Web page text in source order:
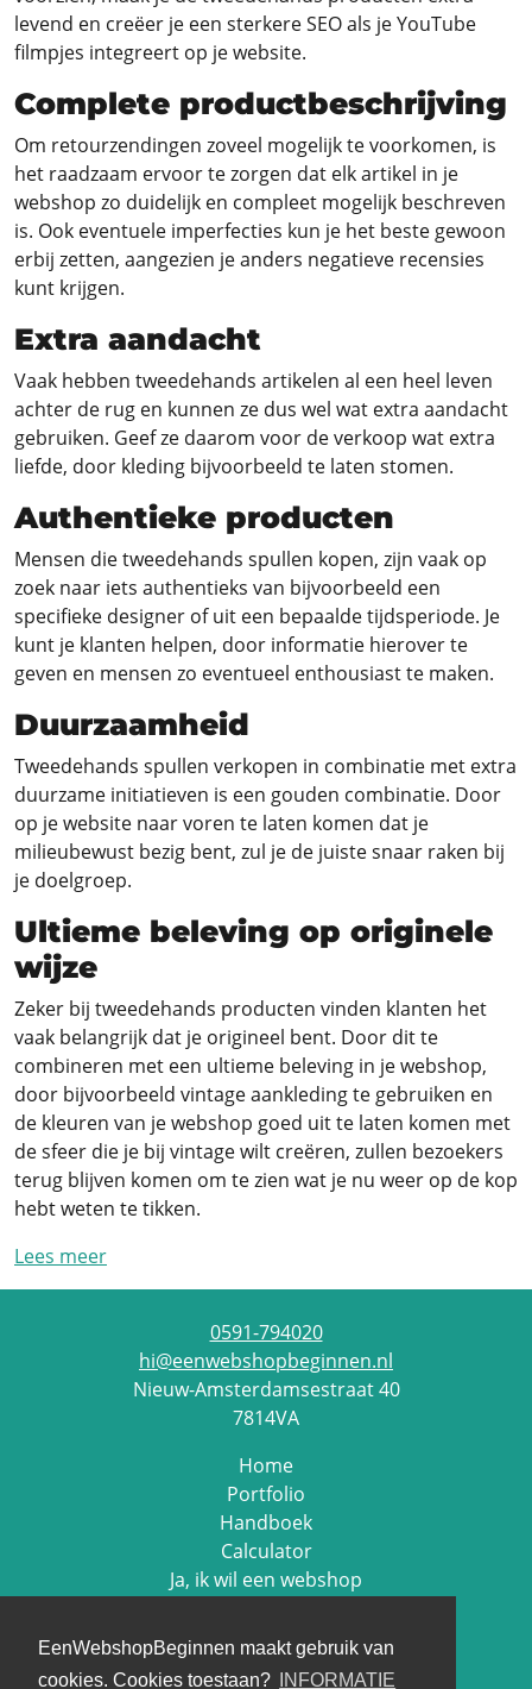
EenWebshopBeginnen maakt gebruik van
cookies. Cookies toestaan?
INFORMATIE
levend en creëer je een sterkere SEO als je YouTube
filmpjes integreert op je website.
Complete productbeschrijving
Om retourzendingen zoveel mogelijk te voorkomen, is
het raadzaam ervoor te zorgen dat elk artikel in je
webshop zo duidelijk en compleet mogelijk beschreven
is. Ook eventuele imperfecties kun je het beste gewoon
erbij zetten, aangezien je anders negatieve recensies
kunt krijgen.
Extra aandacht
Vaak hebben tweedehands artikelen al een heel leven
achter de rug en kunnen ze dus wel wat extra aandacht
gebruiken. Geef ze daarom voor de verkoop wat extra
liefde, door kleding bijvoorbeeld te laten stomen.
Authentieke producten
Mensen die tweedehands spullen kopen, zijn vaak op
zoek naar iets authentieks van bijvoorbeeld een
specifieke designer of uit een bepaalde tijdsperiode. Je
kunt je klanten helpen, door informatie hierover te
geven en mensen zo eventueel enthousiast te maken.
Duurzaamheid
Tweedehands spullen verkopen in combinatie met extra
duurzame initiatieven is een gouden combinatie. Door
op je website naar voren te laten komen dat je
milieubewust bezig bent, zul je de juiste snaar raken bij
je doelgroep.
Ultieme beleving op originele
wijze
Zeker bij tweedehands producten vinden klanten het
vaak belangrijk dat je origineel bent. Door dit te
combineren met een ultieme beleving in je webshop,
door bijvoorbeeld vintage aankleding te gebruiken en
de kleuren van je webshop goed uit te laten komen met
de sfeer die je bij vintage wilt creëren, zullen bezoekers
terug blijven komen om te zien wat je nu weer op de kop
hebt weten te tikken.
Lees meer
0591-794020
hi@eenwebshopbeginnen.nl
Nieuw-Amsterdamsestraat 40
7814VA
Home
Portfolio
Handboek
Calculator
Ja, ik wil een webshop
Cookie beleid